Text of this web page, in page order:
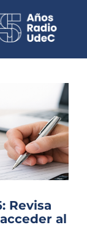
vivo
Revisa
al